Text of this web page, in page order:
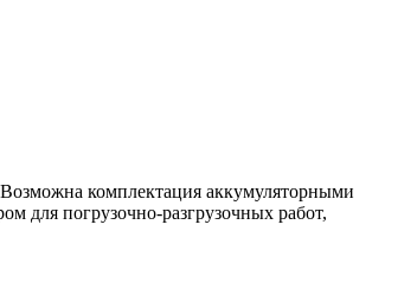
комплектация аккумуляторными
для погрузочно-разгрузочных работ,